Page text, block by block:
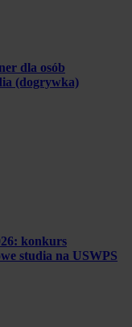
dla osób
(dogrywka)
konkurs
studia na USWPS